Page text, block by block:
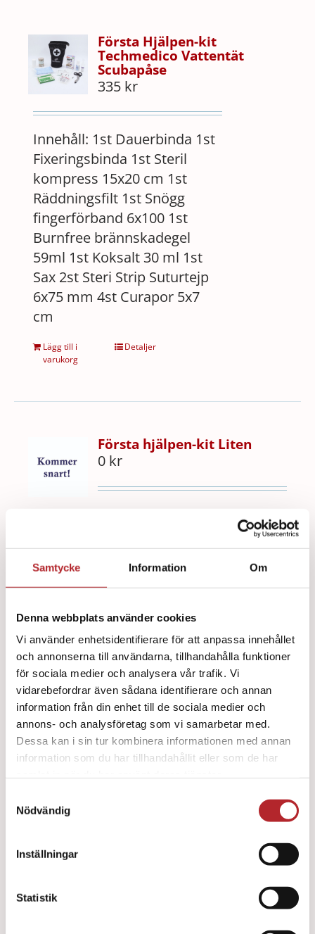
Samtycke Information Om
Denna webbplats använder cookies
Vi använder enhetsidentifierare för att anpassa innehållet
och annonserna till användarna, tillhandahålla funktioner
för sociala medier och analysera vår trafik. Vi
vidarebefordrar även sådana identifierare och annan
information från din enhet till de sociala medier och
annons- och analysföretag som vi samarbetar med.
Dessa kan i sin tur kombinera informationen med annan
information som du har tillhandahållit eller som de har
Nödvändig
Inställningar
Statistik
Första Hjälpen-kit
Techmedico Vattentät
Scubapåse
335 kr
Innehåll: 1st Dauerbinda 1st
Fixeringsbinda 1st Steril
kompress 15x20 cm 1st
Räddningsfilt 1st Snögg
fingerförband 6x100 1st
Burnfree brännskadegel
59ml 1st Koksalt 30 ml 1st
Sax 2st Steri Strip Suturtejp
6x75 mm 4st Curapor 5x7
cm
Lägg till i
varukorg
Detaljer
Första hjälpen-kit Liten
0 kr
Första hjälpen-kit Standard
0kr
Detaljer
Första hjälpen-kit Ryggsäck